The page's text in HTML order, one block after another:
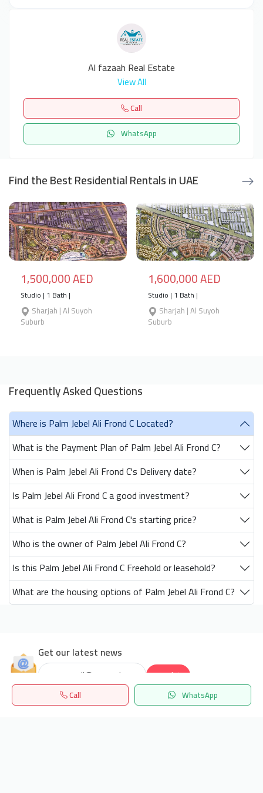
Al fazaah Real Estate
View All
Call
WhatsApp
Find the Best Residential Rentals in UAE
1,500,000 AED
Studio | 1 Bath |
Sharjah | Al Suyoh
Suburb
1,600,000 AED
Studio | 1 Bath |
Sharjah | Al Suyoh
Suburb
Frequently Asked Questions
Where is Palm Jebel Ali Frond C Located?
What is the Payment Plan of Palm Jebel Ali Frond C?
When is Palm Jebel Ali Frond C's Delivery date?
Is Palm Jebel Ali Frond C a good investment?
What is Palm Jebel Ali Frond C's starting price?
Who is the owner of Palm Jebel Ali Frond C?
Is this Palm Jebel Ali Frond C Freehold or leasehold?
What are the housing options of Palm Jebel Ali Frond C?
Call WhatsApp
Get our latest news
Send
24/7 Support
Home Search المفضلة Menu